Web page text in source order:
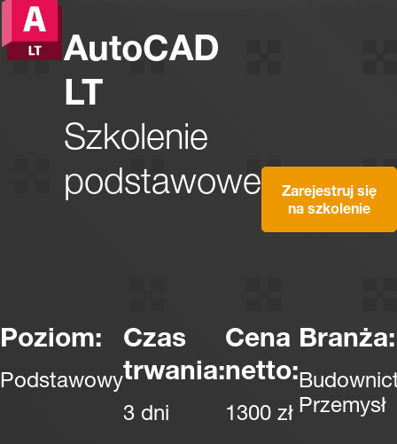
AutoCAD
LT
Szkolenie
podstawowe
Zarejestruj się
na szkolenie
Poziom:
Podstawowy
Czas
trwania:
3 dni
Cena
netto:
1300 zł
Branża:
Przemysł